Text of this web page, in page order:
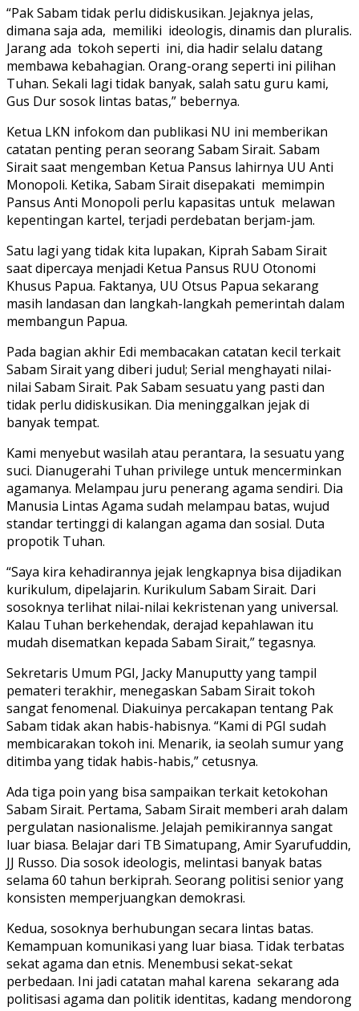
“Pak Sabam tidak perlu didiskusikan. Jejaknya jelas,
dimana saja ada, memiliki ideologis, dinamis dan pluralis.
Jarang ada tokoh seperti ini, dia hadir selalu datang
membawa kebahagian. Orang-orang seperti ini pilihan
Tuhan. Sekali lagi tidak banyak, salah satu guru kami,
Gus Dur sosok lintas batas,” bebernya.
Ketua LKN infokom dan publikasi NU ini memberikan
catatan penting peran seorang Sabam Sirait. Sabam
Sirait saat mengemban Ketua Pansus lahirnya UU Anti
Monopoli. Ketika, Sabam Sirait disepakati memimpin
Pansus Anti Monopoli perlu kapasitas untuk melawan
kepentingan kartel, terjadi perdebatan berjam-jam.
Satu lagi yang tidak kita lupakan, Kiprah Sabam Sirait
saat dipercaya menjadi Ketua Pansus RUU Otonomi
Khusus Papua. Faktanya, UU Otsus Papua sekarang
masih landasan dan langkah-langkah pemerintah dalam
membangun Papua.
Pada bagian akhir Edi membacakan catatan kecil terkait
Sabam Sirait yang diberi judul; Serial menghayati nilai-
nilai Sabam Sirait. Pak Sabam sesuatu yang pasti dan
tidak perlu didiskusikan. Dia meninggalkan jejak di
banyak tempat.
Kami menyebut wasilah atau perantara, Ia sesuatu yang
suci. Dianugerahi Tuhan privilege untuk mencerminkan
agamanya. Melampau juru penerang agama sendiri. Dia
Manusia Lintas Agama sudah melampau batas, wujud
standar tertinggi di kalangan agama dan sosial. Duta
propotik Tuhan.
“Saya kira kehadirannya jejak lengkapnya bisa dijadikan
kurikulum, dipelajarin. Kurikulum Sabam Sirait. Dari
sosoknya terlihat nilai-nilai kekristenan yang universal.
Kalau Tuhan berkehendak, derajad kepahlawan itu
mudah disematkan kepada Sabam Sirait,” tegasnya.
Sekretaris Umum PGI, Jacky Manuputty yang tampil
pemateri terakhir, menegaskan Sabam Sirait tokoh
sangat fenomenal. Diakuinya percakapan tentang Pak
Sabam tidak akan habis-habisnya. “Kami di PGI sudah
membicarakan tokoh ini. Menarik, ia seolah sumur yang
ditimba yang tidak habis-habis,” cetusnya.
Ada tiga poin yang bisa sampaikan terkait ketokohan
Sabam Sirait. Pertama, Sabam Sirait memberi arah dalam
pergulatan nasionalisme. Jelajah pemikirannya sangat
luar biasa. Belajar dari TB Simatupang, Amir Syarufuddin,
JJ Russo. Dia sosok ideologis, melintasi banyak batas
selama 60 tahun berkiprah. Seorang politisi senior yang
konsisten memperjuangkan demokrasi.
Kedua, sosoknya berhubungan secara lintas batas.
Kemampuan komunikasi yang luar biasa. Tidak terbatas
sekat agama dan etnis. Menembusi sekat-sekat
perbedaan. Ini jadi catatan mahal karena sekarang ada
politisasi agama dan politik identitas, kadang mendorong